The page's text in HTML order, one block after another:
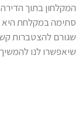
המקלחון בתוך
סתימה במקלחת היא
שגורם להצטברות
שיאפשרו לנו